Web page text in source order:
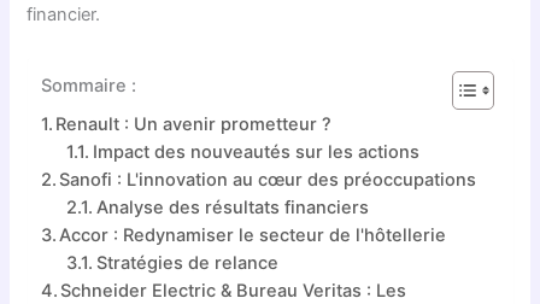
financier.
Sommaire :
Renault : Un avenir prometteur ?
Impact des nouveautés sur les actions
Sanofi : L'innovation au cœur des préoccupations
Analyse des résultats financiers
Accor : Redynamiser le secteur de l'hôtellerie
Stratégies de relance
Schneider Electric & Bureau Veritas : Les